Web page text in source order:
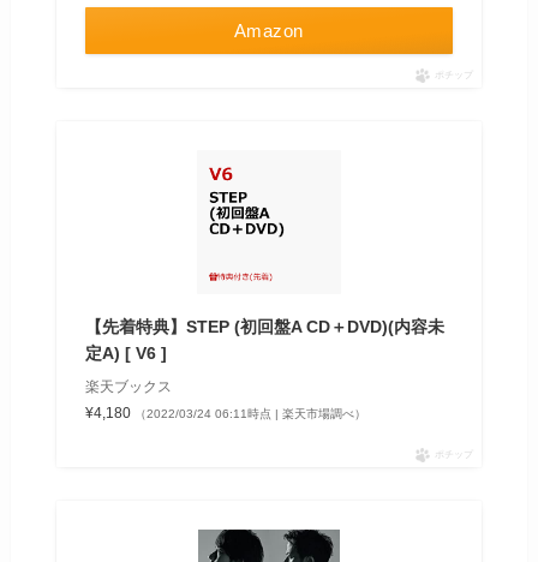
Amazon
ポチップ
【先着特典】STEP (初回盤A CD＋DVD)(内容未
定A) [ V6 ]
楽天ブックス
¥4,180
（2022/03/24 06:11時点 | 楽天市場調べ）
ポチップ